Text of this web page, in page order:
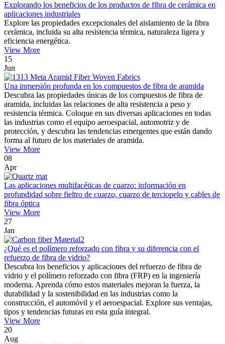
Explorando los beneficios de los productos de fibra de cerámica en
aplicaciones industriales
Explore las propiedades excepcionales del aislamiento de la fibra
cerámica, incluida su alta resistencia térmica, naturaleza ligera y
eficiencia energética.
View More
15
Jun
Una inmersión profunda en los compuestos de fibra de aramida
Descubra las propiedades únicas de los compuestos de fibra de
aramida, incluidas las relaciones de alta resistencia a peso y
resistencia térmica. Coloque en sus diversas aplicaciones en todas
las industrias como el equipo aeroespacial, automotriz y de
protección, y descubra las tendencias emergentes que están dando
forma al futuro de los materiales de aramida.
View More
08
Apr
Las aplicaciones multifacéticas de cuarzo: información en
profundidad sobre fieltro de cuarzo, cuarzo de terciopelo y cables de
fibra óptica
View More
27
Jan
¿Qué es el polímero reforzado con fibra y su diferencia con el
refuerzo de fibra de vidrio?
Descubra los beneficios y aplicaciones del refuerzo de fibra de
vidrio y el polímero reforzado con fibra (FRP) en la ingeniería
moderna. Aprenda cómo estos materiales mejoran la fuerza, la
durabilidad y la sostenibilidad en las industrias como la
construcción, el automóvil y el aeroespacial. Explore sus ventajas,
tipos y tendencias futuras en esta guía integral.
View More
20
Aug